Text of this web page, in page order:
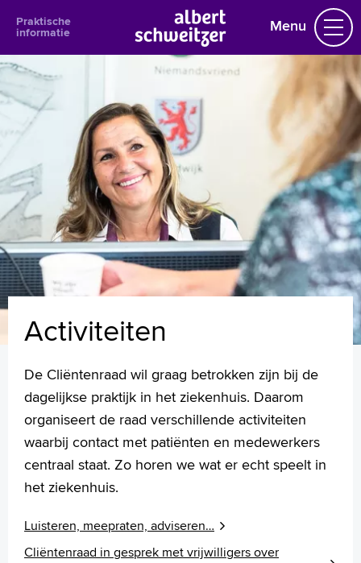
Praktische
informatie Menu
Praktische informatie
Afspraak in het ziekenhuis
Agenda informatiebijeenkomsten
Bezoektijden en -regels
Bloedprikken
Cliëntenraad
Activiteiten
Jaarverslag
Reglement
Compliment of suggestie
Klachten
Nieuwsberichten
Opname in het ziekenhuis
Parkeren
Patiënt Ervarings Monitor (PEM)
Patiëntenpanel
Service en diensten
Sluiting Papendrechtsebrug
Activiteiten
De Cliëntenraad wil graag betrokken zijn bij de
dagelijkse praktijk in het ziekenhuis. Daarom
organiseert de raad verschillende activiteiten
waarbij contact met patiënten en medewerkers
centraal staat. Zo horen we wat er echt speelt in
het ziekenhuis.
Luisteren, meepraten, adviseren…
Cliëntenraad in gesprek met vrijwilligers over